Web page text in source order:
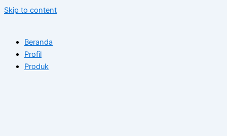
Skip to content
Beranda
Profil
Produk